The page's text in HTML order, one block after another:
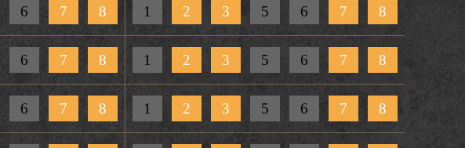
6 7 8 1 2 3 5 6 7 8
6 7 8 1 2 3 5 6 7 8
6 7 8 1 2 3 5 6 7 8